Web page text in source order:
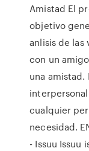
Amistad El
objetivo
anlisis de las
con un
una amistad.
cualquier
necesidad.
- Issuu